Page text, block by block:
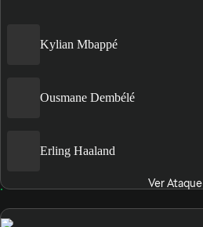
Kylian Mbappé
Ousmane Dembélé
Erling Haaland
Ver Ataque